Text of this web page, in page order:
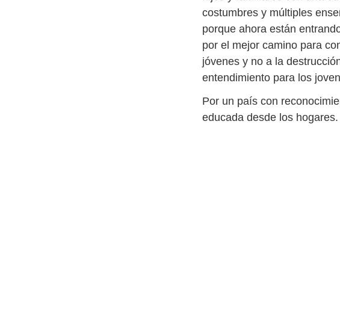
costumbres y múltiples
porque ahora están
por el mejor camino para
jóvenes y no a la
entendimiento para los
Por un país con
educada desde los hogares.